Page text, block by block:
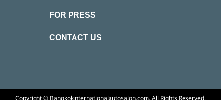
FOR PRESS
CONTACT US
Copyright © Bangkokinternationalautosalon.com. All Rights Reserved.